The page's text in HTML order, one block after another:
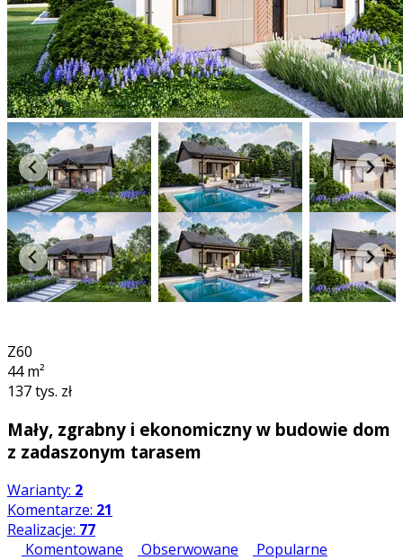
Z60
44m²
137 tys. zł
Mały, zgrabny i ekonomiczny w budowie dom
z zadaszonym tarasem
Warianty: 2
Komentarze: 21
Realizacje: 77
Komentowane
Obserwowane Popularne